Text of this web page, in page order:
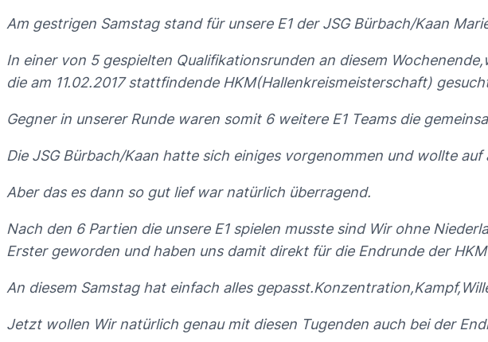
Am gestrigen Samstag stand für unsere E1 der JSG Bürbach/Kaan
In einer von 5 gespielten Qualifikationsrunden an diesem
die am 11.02.2017 stattfindende HKM(Hallenkreismeisterschaft)
Gegner in unserer Runde waren somit 6 weitere E1 Teams die
Die JSG Bürbach/Kaan hatte sich einiges vorgenommen und wollte
Aber das es dann so gut lief war natürlich überragend.
Nach den 6 Partien die unsere E1 spielen musste sind Wir ohne
Erster geworden und haben uns damit direkt für die Endrunde der
An diesem Samstag hat einfach alles
Jetzt wollen Wir natürlich genau mit diesen Tugenden auch bei der